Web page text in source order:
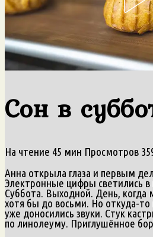
Сон в
На чтение 45 мин Просмотров
Анна открыла глаза и первым
Электронные цифры светились в
Суббота. Выходной. День, когда
хотя бы до восьми. Но откуда-то
уже доносились звуки. Стук
по линолеуму. Приглушённое